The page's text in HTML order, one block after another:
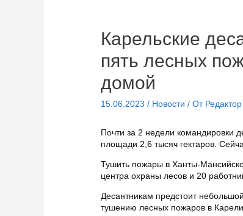
Карельские
пять лесных
домой
15.06.2023 / Новости / От Редактор
Почти за 2 недели командировки
площади 2,6 тысяч гектаров.
Тушить пожары в Ханты-
центра охраны лесов и 20
Десантникам предстоит
тушению лесных пожаров в